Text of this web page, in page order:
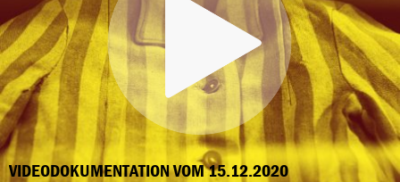
VIDEODOKUMENTATION VOM 15.12.2020